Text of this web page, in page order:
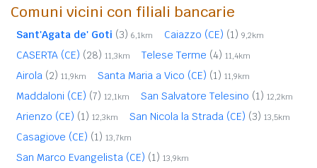
Comuni vicini con filiali bancarie
Sant'Agata de' Goti (3) 6,1km Caiazzo (CE) (1) 9,2km
CASERTA (CE) (28) 11,3km Telese Terme (4) 11,4km
Airola (2) 11,9km Santa Maria a Vico (CE) (1) 11,9km
Maddaloni (CE) (7) 12,1km San Salvatore Telesino (1) 12,2km
Arienzo (CE) (1) 12,3km San Nicola la Strada (CE) (3) 13,5km
Casagiove (CE) (1) 13,7km
San Marco Evangelista (CE) (1) 13,9km